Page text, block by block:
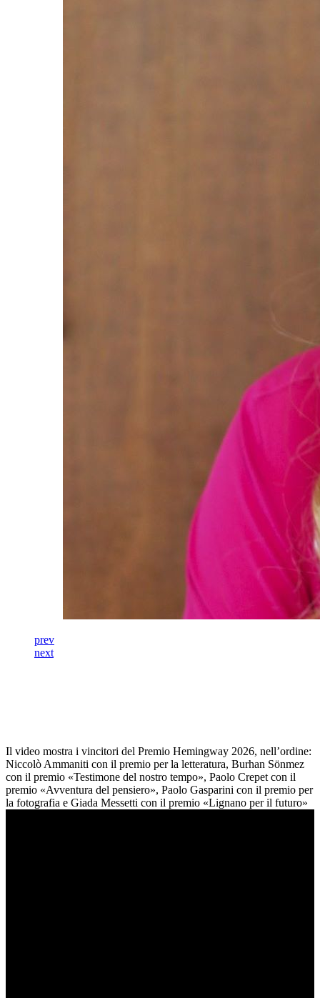
prev
next
Il video mostra i vincitori del Premio Hemingway 2026, nell’ordine:
Niccolò Ammaniti con il premio per la letteratura, Burhan Sönmez
con il premio «Testimone del nostro tempo», Paolo Crepet con il
premio «Avventura del pensiero», Paolo Gasparini con il premio per
la fotografia e Giada Messetti con il premio «Lignano per il futuro»